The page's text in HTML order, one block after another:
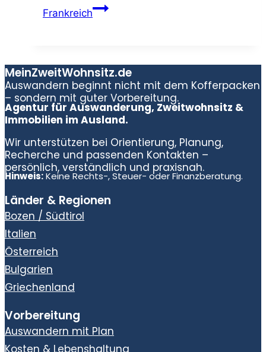
Frankreich
MeinZweitWohnsitz.de
Auswandern beginnt nicht mit dem Kofferpacken
– sondern mit guter Vorbereitung.
Agentur für Auswanderung, Zweitwohnsitz &
Immobilien im Ausland.
Wir unterstützen bei Orientierung, Planung,
Recherche und passenden Kontakten –
persönlich, verständlich und praxisnah.
Hinweis:Keine Rechts-, Steuer- oder Finanzberatung.
Länder & Regionen
Bozen / Südtirol
Italien
Österreich
Bulgarien
Griechenland
Vorbereitung
Auswandern mit Plan